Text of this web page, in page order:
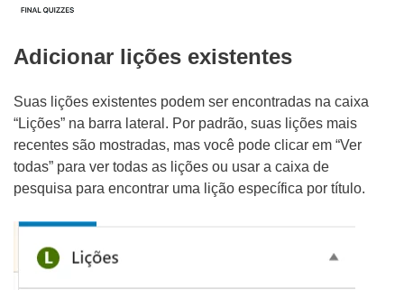
Adicionar lições existentes
Suas lições existentes podem ser encontradas na caixa
“Lições” na barra lateral. Por padrão, suas lições mais
recentes são mostradas, mas você pode clicar em “Ver
todas” para ver todas as lições ou usar a caixa de
pesquisa para encontrar uma lição específica por título.